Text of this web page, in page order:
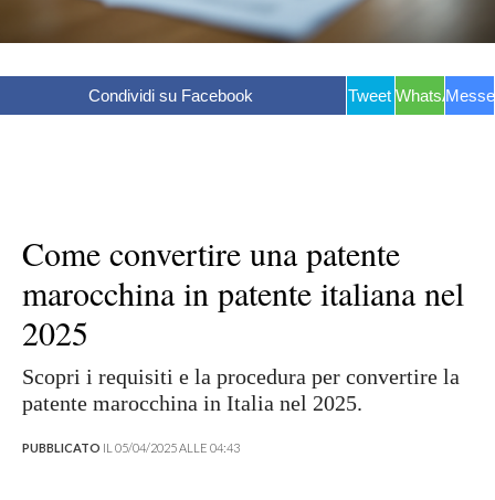
Condividi su Facebook Tweet WhatsApp
Come convertire una patente
marocchina in patente italiana nel
2025
Scopri i requisiti e la procedura per convertire la
patente marocchina in Italia nel 2025.
PUBBLICATO IL 05/04/2025 ALLE 04:43